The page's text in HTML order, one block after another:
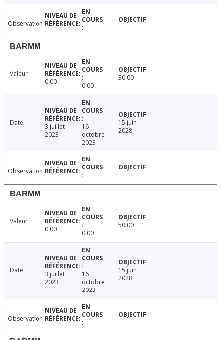
Observation
BARMM
Valeur
0.00
0.00
30.00
Date
3 juillet
2023
16
octobre
2023
15 juin
2028
Observation
BARMM
Valeur
0.00
0.00
50.00
Date
3 juillet
2023
16
octobre
2023
15 juin
2028
Observation